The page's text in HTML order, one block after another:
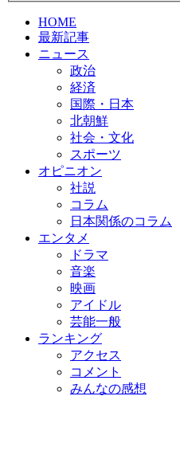
HOME
最新記事
ニュース
政治
経済
国際・日本
北朝鮮
社会・文化
スポーツ
オピニオン
社説
コラム
日本関係のコラム
エンタメ
ドラマ
音楽
映画
アイドル
芸能一般
ランキング
アクセス
コメント
みんなの感想